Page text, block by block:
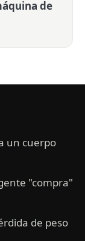
de
un cuerpo
"compra"
de peso